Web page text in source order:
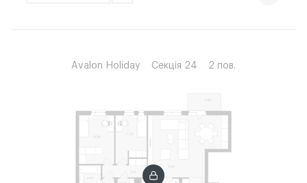
Avalon Holiday Секція 24 2 пов.